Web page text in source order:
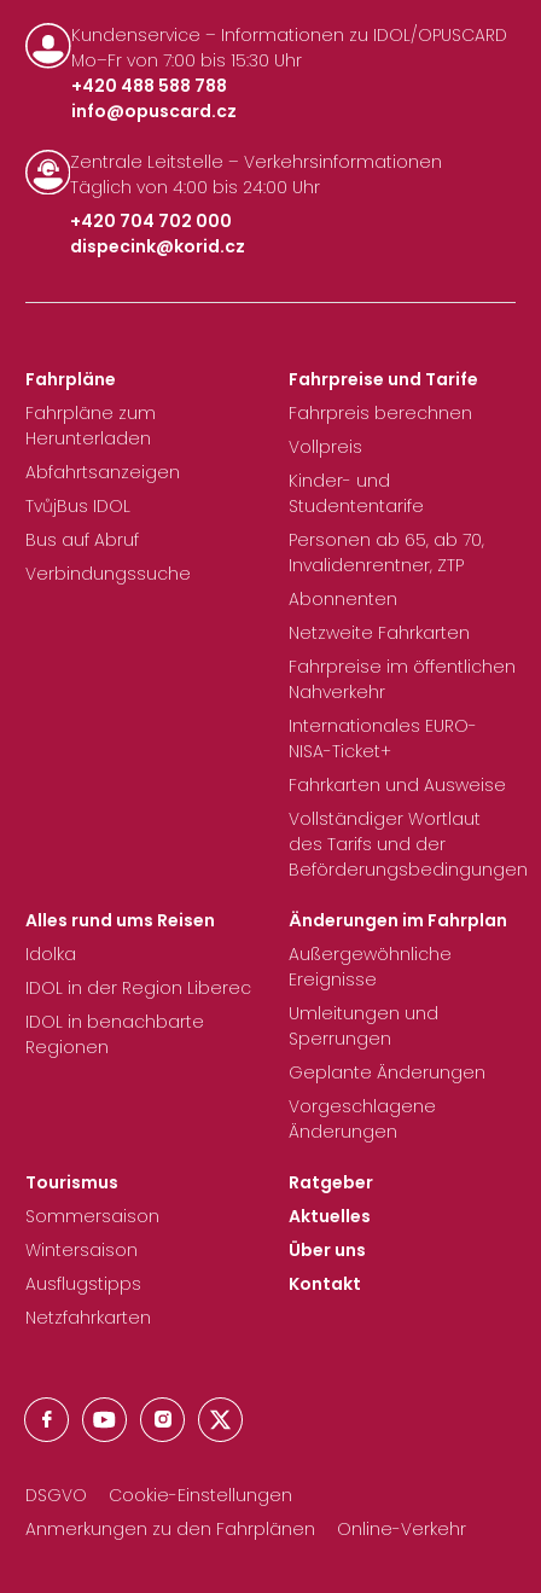
Kundenservice – Informationen zu IDOL/OPUSCARD
Mo–Fr von 7:00 bis 15:30 Uhr
+420 488 588 788
|
info@opuscard.cz
Zentrale Leitstelle – Verkehrsinformationen
Täglich von 4:00 bis 24:00 Uhr
+420 704 702 000
|
dispecink@korid.cz
Fahrpläne
Fahrpläne zum
Herunterladen
Abfahrtsanzeigen
TvůjBus IDOL
Bus auf Abruf
Verbindungssuche
Fahrpreise und Tarife
Fahrpreis berechnen
Vollpreis
Kinder- und
Studententarife
Personen ab 65, ab 70,
Invalidenrentner, ZTP
Abonnenten
Netzweite Fahrkarten
Fahrpreise im öffentlichen
Nahverkehr
Internationales EURO-
NISA-Ticket+
Fahrkarten und Ausweise
Vollständiger Wortlaut
des Tarifs und der
Beförderungsbedingungen
Alles rund ums Reisen
Idolka
IDOL in der Region Liberec
IDOL in benachbarte
Regionen
Änderungen im Fahrplan
Außergewöhnliche
Ereignisse
Umleitungen und
Sperrungen
Geplante Änderungen
Vorgeschlagene
Änderungen
Tourismus
Sommersaison
Wintersaison
Ausflugstipps
Netzfahrkarten
Ratgeber
Aktuelles
Über uns
Kontakt
DSGVO
Cookie-Einstellungen
Anmerkungen zu den Fahrplänen
Online-Verkehr